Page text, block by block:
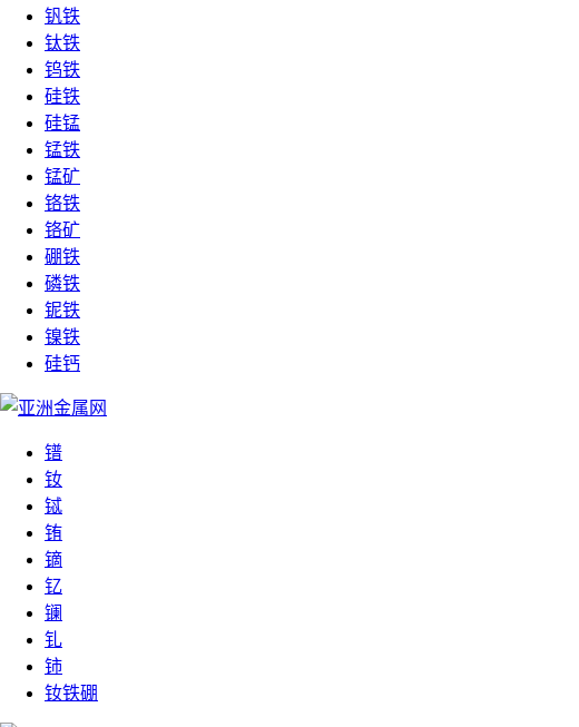
钒铁
钛铁
钨铁
硅铁
硅锰
锰铁
锰矿
铬铁
铬矿
硼铁
磷铁
铌铁
镍铁
硅钙
镨
钕
铽
铕
镝
钇
镧
钆
铈
钕铁硼